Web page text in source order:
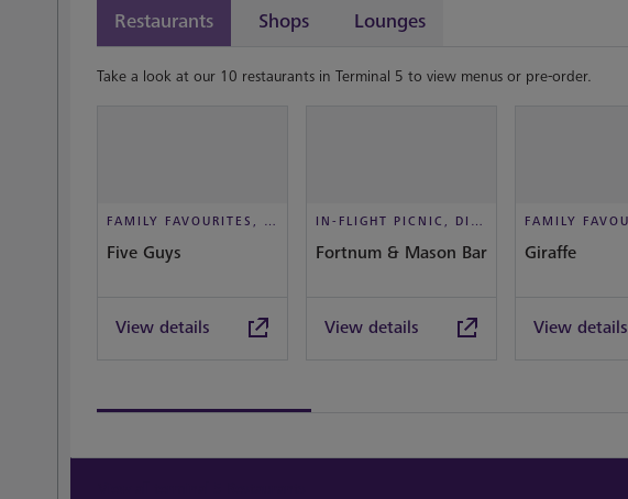
Restaurants Shops Lounges
Take a look at our 10 restaurants in Terminal 5 to view menus or pre-order.
FAMILY FAVOURITES, TAKEOUT, CASUAL DINING
Five Guys
View details
IN-FLIGHT PICNIC, DINE IN STYLE
Fortnum & Mason Bar
View details
Giraffe
View details